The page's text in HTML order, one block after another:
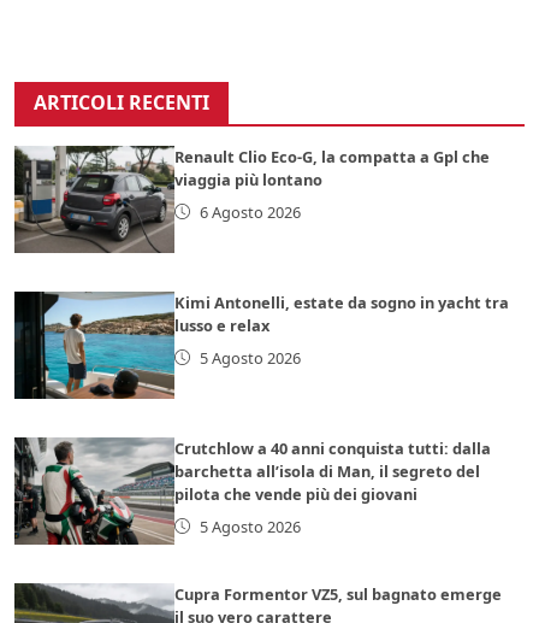
ARTICOLI RECENTI
Renault Clio Eco-G, la compatta a Gpl che
viaggia più lontano
6 Agosto 2026
Kimi Antonelli, estate da sogno in yacht tra
lusso e relax
5 Agosto 2026
Crutchlow a 40 anni conquista tutti: dalla
barchetta all’isola di Man, il segreto del
pilota che vende più dei giovani
5 Agosto 2026
Cupra Formentor VZ5, sul bagnato emerge
il suo vero carattere